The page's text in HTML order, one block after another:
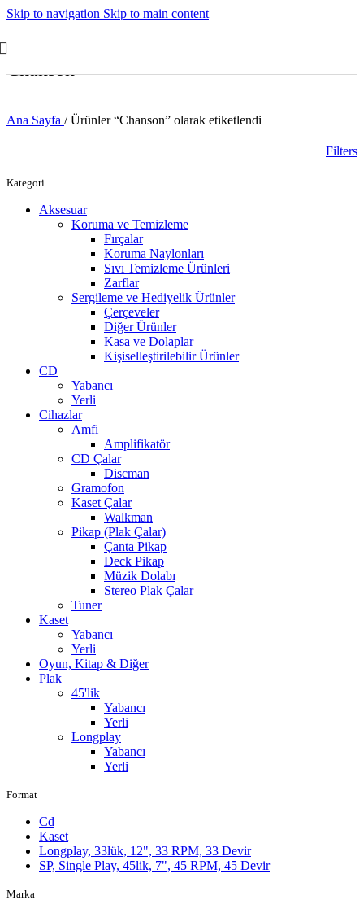
Skip to navigation Skip to main content
Chanson
Ana Sayfa / Ürünler “Chanson” olarak etiketlendi
Filters
Kategori
Aksesuar
Koruma ve Temizleme
Fırçalar
Koruma Naylonları
Sıvı Temizleme Ürünleri
Zarflar
Sergileme ve Hediyelik Ürünler
Çerçeveler
Diğer Ürünler
Kasa ve Dolaplar
Kişiselleştirilebilir Ürünler
CD
Yabancı
Yerli
Cihazlar
Amfi
Amplifikatör
CD Çalar
Discman
Gramofon
Kaset Çalar
Walkman
Pikap (Plak Çalar)
Çanta Pikap
Deck Pikap
Müzik Dolabı
Stereo Plak Çalar
Tuner
Kaset
Yabancı
Yerli
Oyun, Kitap & Diğer
Plak
45'lik
Yabancı
Yerli
Longplay
Yabancı
Yerli
Format
Cd
Kaset
Longplay, 33lük, 12", 33 RPM, 33 Devir
SP, Single Play, 45lik, 7", 45 RPM, 45 Devir
Marka